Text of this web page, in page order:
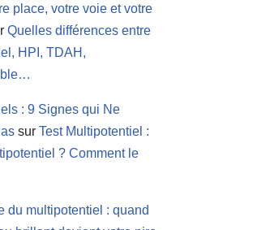
place, votre voie et votre
Quelles différences entre
HPI, TDAH,
: 9 Signes qui Ne
sur Test Multipotentiel :
? Comment le
du multipotentiel : quand